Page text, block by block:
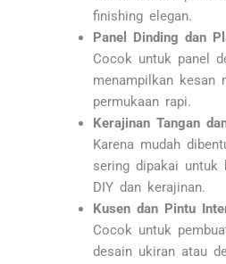
finishing elegan.
Panel Dinding dan
Cocok untuk panel
menampilkan kesan
permukaan rapi.
Kerajinan Tangan
Karena mudah
sering dipakai untuk
DIY dan kerajinan.
Kusen dan Pintu
Cocok untuk
desain ukiran atau